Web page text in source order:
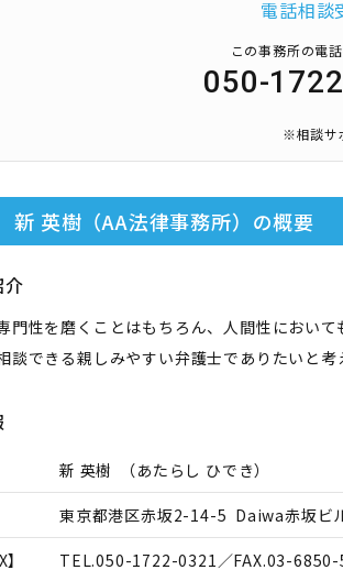
電話相談
この事務所の電
050-
※相談サ
英樹（AA法律事務所） の概要
介
門性を磨くことはもちろん、人間性におい
談できる親しみやすい弁護士でありたいと考
新 英樹 （あたらし ひでき）
東京都港区赤坂2-14-5 Daiwa赤坂ビ
TEL.050-1722-0321／FAX.03-6850-